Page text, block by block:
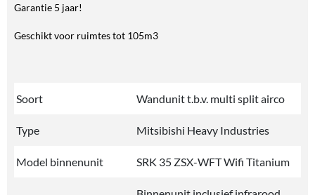
Garantie 5 jaar!
Geschikt voor ruimtes tot 105m3
Soort Wandunit t.b.v. multi split airco
Type Mitsibishi Heavy Industries
Model binnenunit SRK 35 ZSX-WFT Wifi Titanium